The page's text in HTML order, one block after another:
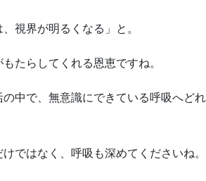
、視界が明るくなる」と。
たらしてくれる恩恵ですね。
中で、無意識にできている呼吸へど
ではなく、呼吸も深めてくださいね。